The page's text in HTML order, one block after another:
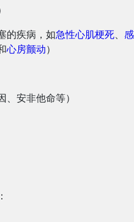
的疾病，如急性心肌梗死、 感
心房颤动）
安非他命等）